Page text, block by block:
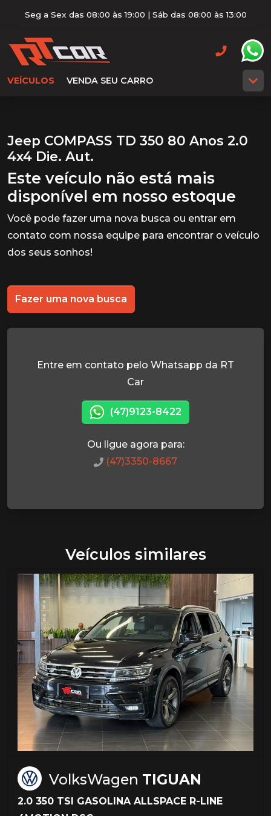
Seg a Sex das 08:00 às 19:00 | Sáb das 08:00 às 13:00
VEÍCULOS VENDA SEU CARRO
Jeep COMPASS TD 350 80 Anos 2.0
4x4 Die. Aut.
Este veículo não está mais
disponível em nosso estoque
Você pode fazer uma nova busca ou entrar em
contato com nossa equipe para encontrar o veículo
dos seus sonhos!
Fazer uma nova busca
Entre em contato pelo Whatsapp da RT
Car
(47)9123-8422
Ou ligue agora para:
(47)3350-8667
Veículos similares
VolksWagen TIGUAN
2.0 350 TSI GASOLINA ALLSPACE R-LINE